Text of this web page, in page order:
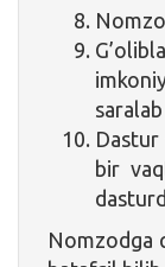
Dastur
bir
Nomzodga